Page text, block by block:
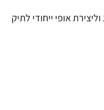
אופי ייחודי לתיק